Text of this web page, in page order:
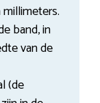
band, in
van de
(de